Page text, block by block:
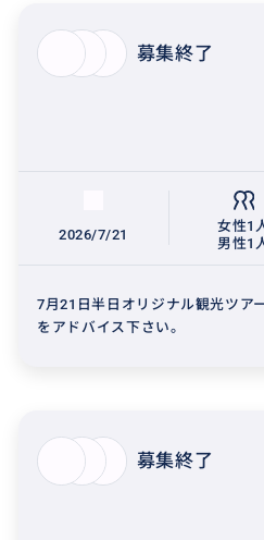
募集終了
2026/7/21
女性1
男性1
7月21日半日オリジナル観光ツア
をアドバイス下さい。
募集終了